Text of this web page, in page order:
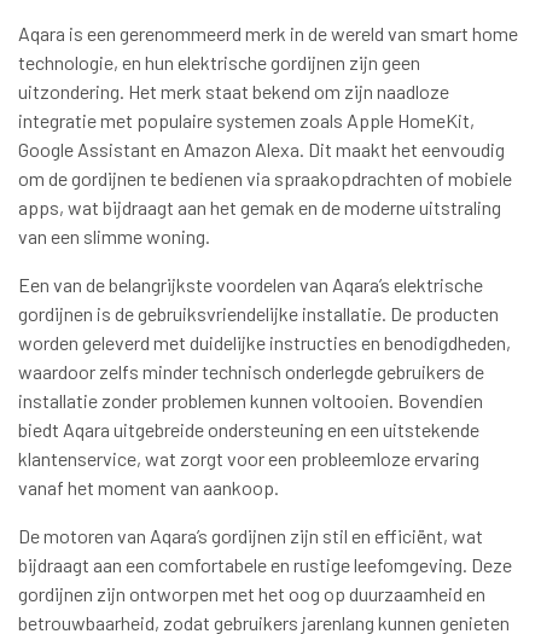
Aqara is een gerenommeerd merk in de wereld van smart home
technologie, en hun elektrische gordijnen zijn geen
uitzondering. Het merk staat bekend om zijn naadloze
integratie met populaire systemen zoals Apple HomeKit,
Google Assistant en Amazon Alexa. Dit maakt het eenvoudig
om de gordijnen te bedienen via spraakopdrachten of mobiele
apps, wat bijdraagt aan het gemak en de moderne uitstraling
van een slimme woning.
Een van de belangrijkste voordelen van Aqara’s elektrische
gordijnen is de gebruiksvriendelijke installatie. De producten
worden geleverd met duidelijke instructies en benodigdheden,
waardoor zelfs minder technisch onderlegde gebruikers de
installatie zonder problemen kunnen voltooien. Bovendien
biedt Aqara uitgebreide ondersteuning en een uitstekende
klantenservice, wat zorgt voor een probleemloze ervaring
vanaf het moment van aankoop.
De motoren van Aqara’s gordijnen zijn stil en efficiënt, wat
bijdraagt aan een comfortabele en rustige leefomgeving. Deze
gordijnen zijn ontworpen met het oog op duurzaamheid en
betrouwbaarheid, zodat gebruikers jarenlang kunnen genieten